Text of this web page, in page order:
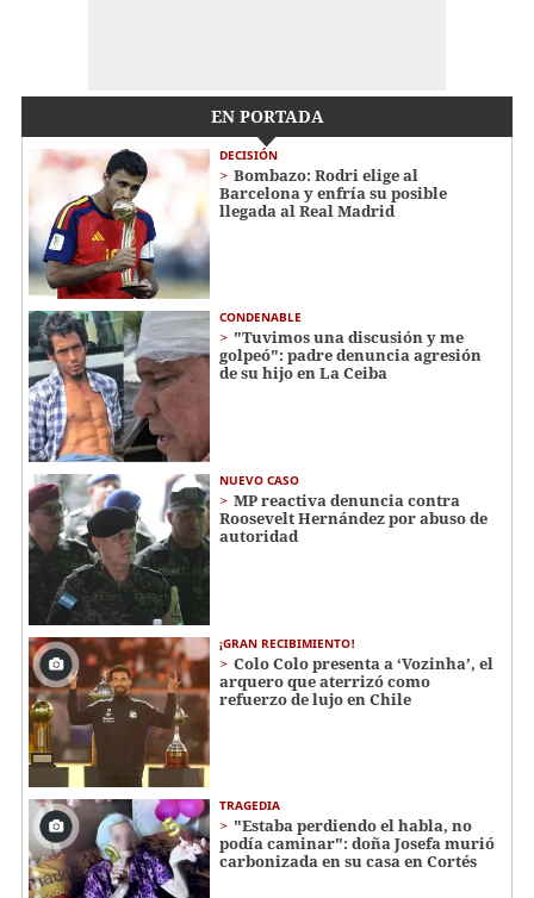
EN PORTADA
DECISIÓN
Bombazo: Rodri elige al
Barcelona y enfría su posible
llegada al Real Madrid
CONDENABLE
"Tuvimos una discusión y me
golpeó": padre denuncia agresión
de su hijo en La Ceiba
NUEVO CASO
MP reactiva denuncia contra
Roosevelt Hernández por abuso de
autoridad
¡GRAN RECIBIMIENTO!
Colo Colo presenta a ‘Vozinha’, el
arquero que aterrizó como
refuerzo de lujo en Chile
TRAGEDIA
"Estaba perdiendo el habla, no
podía caminar": doña Josefa murió
carbonizada en su casa en Cortés